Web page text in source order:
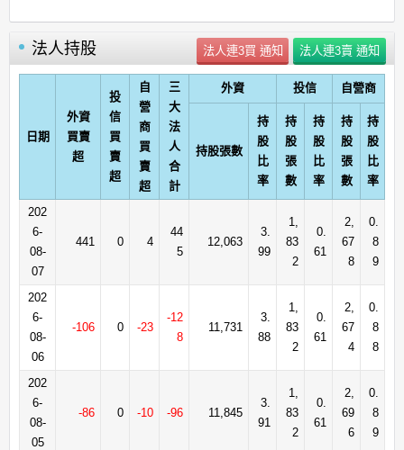
法人持股
日期
外資
買賣
超
投
信
買
賣
超
自
營
商
買
賣
超
三
大
法
人
合
計
外資 投信 自營商
持股張數
持
股
比
率
持
股
張
數
持
股
比
率
持
股
張
數
持
股
比
率
202
6-
08-
07
441 0 4
44
5
12,063
3.
99
1,
83
2
0.
61
2,
67
8
0.
8
9
202
6-
08-
06
-106 0 -23
-12
8
11,731
3.
88
1,
83
2
0.
61
2,
67
4
0.
8
8
202
6-
08-
05
-86 0 -10 -96 11,845
3.
91
1,
83
2
0.
61
2,
69
6
0.
8
9